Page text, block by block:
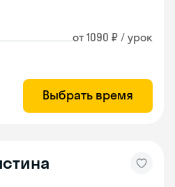
от 1090 ₽ / урок
Выбрать время